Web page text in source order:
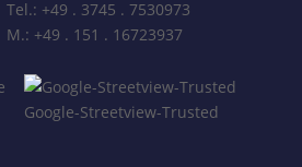
Tel.: +49 . 3745 . 7530973
M.: +49 . 151 . 16723937
Google-Streetview-Trusted